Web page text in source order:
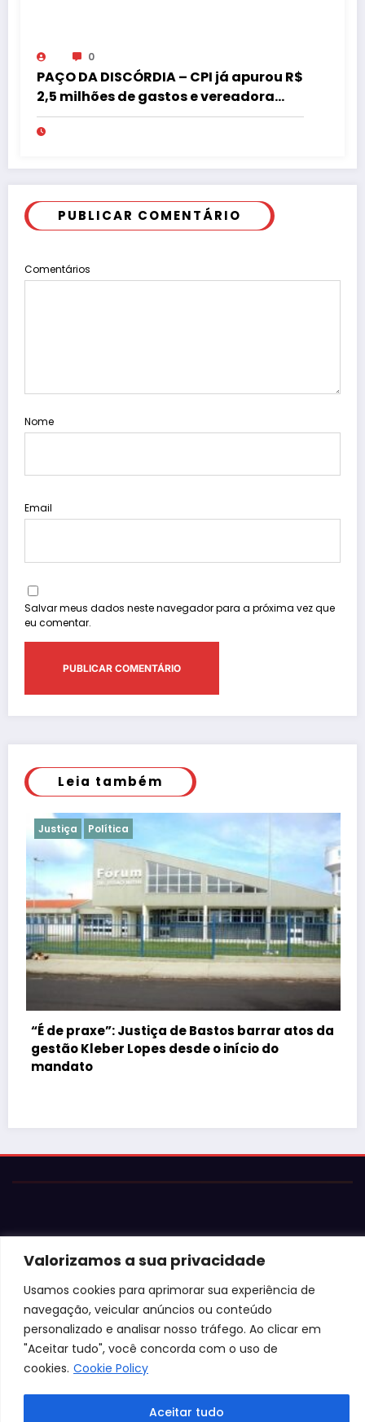
Valorizamos a sua privacidade
Usamos cookies para aprimorar sua experiência de
navegação, veicular anúncios ou conteúdo
personalizado e analisar nosso tráfego. Ao clicar em
"Aceitar tudo", você concorda com o uso de
cookies. Cookie Policy
Aceitar tudo
0
PAÇO DA DISCÓRDIA – CPI já apurou R$
2,5 milhões de gastos e vereadora
pede “acordo” para aprovar R$ 9,5
milhões
PUBLICAR COMENTÁRIO
Comentários
Nome
Email
Salvar meus dados neste navegador para a próxima vez que
eu comentar.
Leia também
barrar atos da
início do
falta de atestados de